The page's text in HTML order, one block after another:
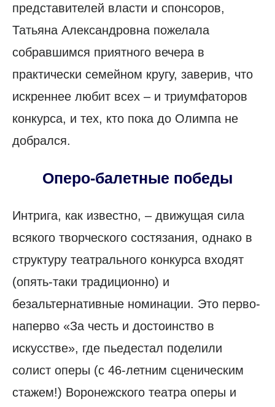
представителей власти и спонсоров,
Татьяна Александровна пожелала
собравшимся приятного вечера в
практически семейном кругу, заверив, что
искреннее любит всех – и триумфаторов
конкурса, и тех, кто пока до Олимпа не
добрался.
Оперо-балетные победы
Интрига, как известно, – движущая сила
всякого творческого состязания, однако в
структуру театрального конкурса входят
(опять-таки традиционно) и
безальтернативные номинации. Это перво-
наперво «За честь и достоинство в
искусстве», где пьедестал поделили
солист оперы (с 46-летним сценическим
стажем!) Воронежского театра оперы и